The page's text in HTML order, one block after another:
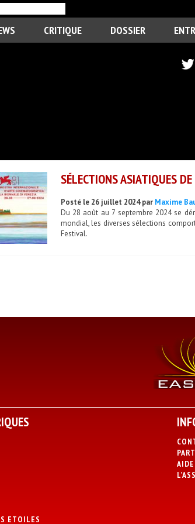
CRITIQUE DOSSIER
SÉLECTIONS ASIATIQUES
Posté le 26 juillet 2024 par Maxime
Du 28 août au 7 septembre 2024 se
mondial, les diverses sélections
Festival.
ETOILES